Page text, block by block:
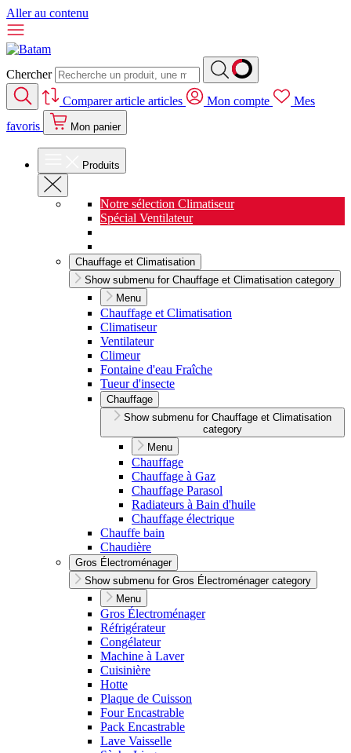
Aller au contenu
Chercher
Comparerarticle articles Mon compte
Mes
favoris
Mon panier
Produits
Notre sélection Climatiseur
Spécial Ventilateur
Chauffage et Climatisation
Show submenu for Chauffage et Climatisation category
Menu
Chauffage et Climatisation
Climatiseur
Ventilateur
Climeur
Fontaine d'eau Fraîche
Tueur d'insecte
Chauffage
Show submenu for Chauffage et Climatisation
category
Menu
Chauffage
Chauffage à Gaz
Chauffage Parasol
Radiateurs à Bain d'huile
Chauffage électrique
Chauffe bain
Chaudière
Gros Électroménager
Show submenu for Gros Électroménager category
Menu
Gros Électroménager
Réfrigérateur
Congélateur
Machine à Laver
Cuisinière
Hotte
Plaque de Cuisson
Four Encastrable
Pack Encastrable
Lave Vaisselle